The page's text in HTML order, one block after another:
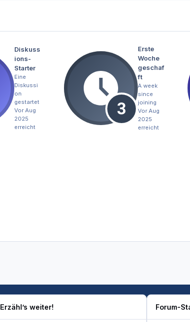
Diskuss
ions-
Starter
Eine
Diskussi
on
gestartet
Vor Aug
2025
erreicht
Erste
Woche
geschaf
ft
A week
since
joining
Vor Aug
2025
erreicht
Erzähl’s weiter! Forum-